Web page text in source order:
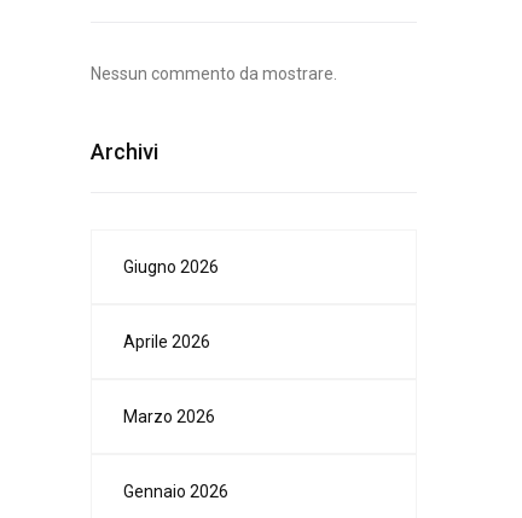
Nessun commento da mostrare.
Archivi
Giugno 2026
Aprile 2026
Marzo 2026
Gennaio 2026